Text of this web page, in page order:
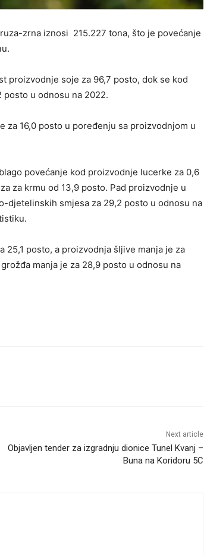
zrna iznosi 215.227 tona, što je povećanje
proizvodnje soje za 96,7 posto, dok se kod
u odnosu na 2022.
za 16,0 posto u poređenju sa proizvodnjom u
povećanje kod proizvodnje lucerke za 0,6
za krmu od 13,9 posto. Pad proizvodnje u
djetelinskih smjesa za 29,2 posto u odnosu na
25,1 posto, a proizvodnja šljive manja je za
manja je za 28,9 posto u odnosu na
Next article
Objavljen tender za izgradnju dionice Tunel Kvanj –
Buna na Koridoru 5C